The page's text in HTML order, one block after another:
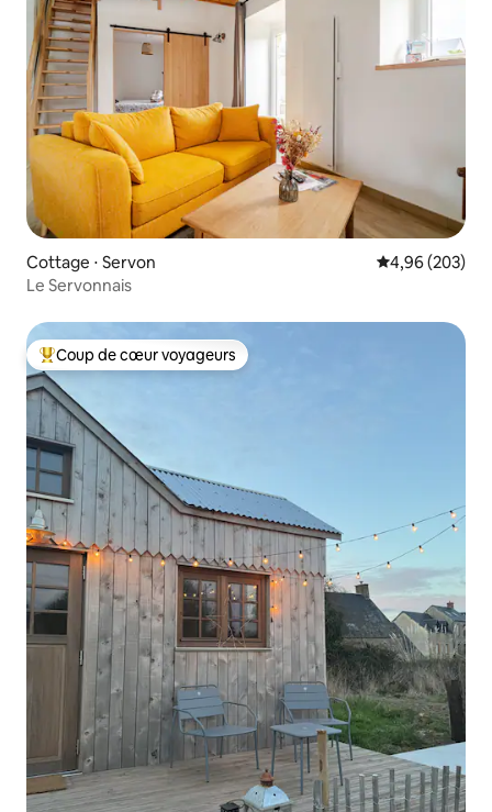
Cottage ⋅ Servon Évaluation
4,96 (203)
Le Servonnais
Coups de cœur voyageurs les plus appréciés
Coup de cœur voyageurs